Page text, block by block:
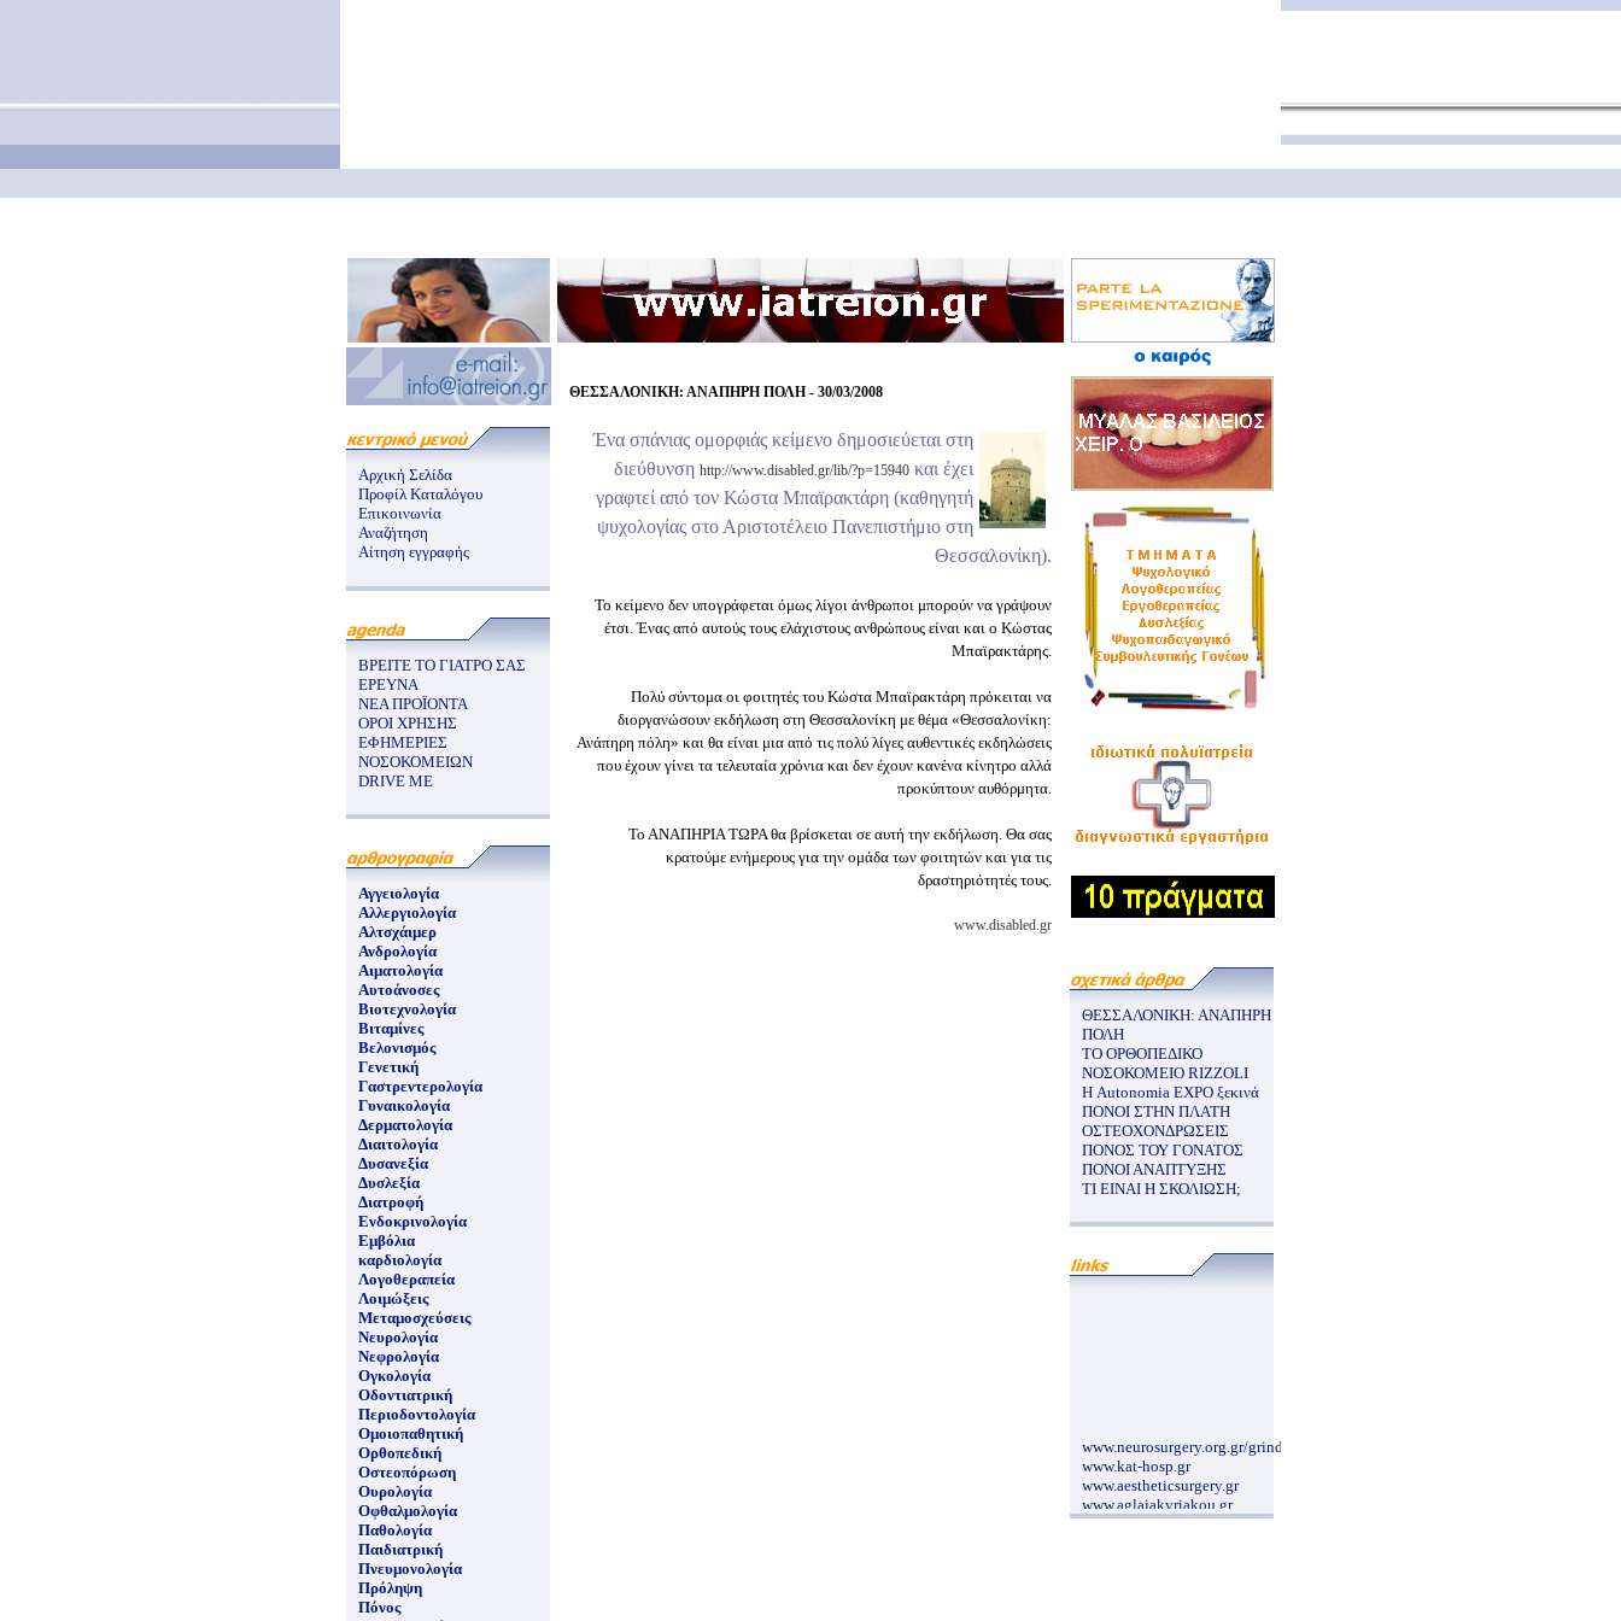
Αρχική Σελίδα
Προφίλ Καταλόγου
Επικοινωνία
Αναζήτηση
Αίτηση εγγραφής
ΒΡΕΙΤΕ ΤΟ ΓΙΑΤΡΟ ΣΑΣ
ΕΡΕΥΝΑ
ΝΕΑ ΠΡΟΪΟΝΤΑ
ΟΡΟΙ ΧΡΗΣΗΣ
ΕΦΗΜΕΡΙΕΣ
ΝΟΣΟΚΟΜΕΙΩΝ
DRIVE ME
Αγγειολογία
Αλλεργιολογία
Αλτσχάιμερ
Ανδρολογία
Αιματολογία
Αυτοάνοσες
Βιοτεχνολογία
Βιταμίνες
Βελονισμός
Γενετική
Γαστρεντερολογία
Γυναικολογία
Δερματολογία
Διαιτολογία
Δυσανεξία
Δυσλεξία
Διατροφή
Ενδοκρινολογία
Εμβόλια
καρδιολογία
Λογοθεραπεία
Λοιμώξεις
Μεταμοσχεύσεις
Νευρολογία
Νεφρολογία
Ογκολογία
Οδοντιατρική
Περιοδοντολογία
Ομοιοπαθητική
Ορθοπεδική
Οστεοπόρωση
Ουρολογία
Οφθαλμολογία
Παθολογία
Παιδιατρική
Πνευμονολογία
Πρόληψη
Πόνος
ΘΕΣΣΑΛΟΝΙΚΗ: ΑΝΑΠΗΡΗ ΠΟΛΗ - 30/03/2008
Ένα σπάνιας ομορφιάς κείμενο δημοσιεύεται στη
διεύθυνση http://www.disabled.gr/lib/?p=15940 και έχει
γραφτεί από τον Κώστα Μπαϊρακτάρη (καθηγητή
ψυχολογίας στο Αριστοτέλειο Πανεπιστήμιο στη
Θεσσαλονίκη).
Το κείμενο δεν υπογράφεται όμως λίγοι άνθρωποι μπορούν να γράψουν
έτσι. Ένας από αυτούς τους ελάχιστους ανθρώπους είναι και ο Κώστας
Μπαϊρακτάρης.
Πολύ σύντομα οι φοιτητές του Κώστα Μπαϊρακτάρη πρόκειται να
διοργανώσουν εκδήλωση στη Θεσσαλονίκη με θέμα «Θεσσαλονίκη:
Ανάπηρη πόλη» και θα είναι μια από τις πολύ λίγες αυθεντικές εκδηλώσεις
που έχουν γίνει τα τελευταία χρόνια και δεν έχουν κανένα κίνητρο αλλά
προκύπτουν αυθόρμητα.
Το ΑΝΑΠΗΡΙΑ ΤΩΡΑ θα βρίσκεται σε αυτή την εκδήλωση. Θα σας
κρατούμε ενήμερους για την ομάδα των φοιτητών και για τις
δραστηριότητές τους.
www.disabled.gr
ΘΕΣΣΑΛΟΝΙΚΗ: ΑΝΑΠΗΡΗ
ΠΟΛΗ
ΤΟ ΟΡΘΟΠΕΔΙΚΟ
ΝΟΣΟΚΟΜΕΙΟ RIZZOLI
Η Autonomia EXPO ξεκινά
ΠΟΝΟΙ ΣΤΗΝ ΠΛΑΤΗ
ΟΣΤΕΟΧΟΝΔΡΩΣΕΙΣ
ΠΟΝΟΣ ΤΟΥ ΓΟΝΑΤΟΣ
ΠΟΝΟΙ ΑΝΑΠΤΥΞΗΣ
ΤΙ ΕΙΝΑΙ Η ΣΚΟΛΙΩΣΗ;
www.neurosurgery.org.gr/grindex.htm
www.kat-hosp.gr
www.aestheticsurgery.gr
www.aglaiakyriakou.gr
www.ippokratio.gr/